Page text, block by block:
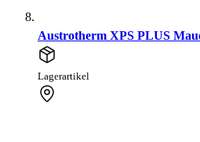
Austrotherm XPS PLUS
Lagerartikel